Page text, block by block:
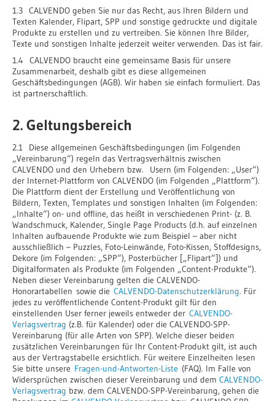
1.3 CALVENDO geben Sie nur das Recht, aus Ihren Bildern und
Texten Kalender, Flipart, SPP und sonstige gedruckte und digitale
Produkte zu erstellen und zu vertreiben. Sie können Ihre Bilder,
Texte und sonstigen Inhalte jederzeit weiter verwenden. Das ist fair.
1.4 CALVENDO braucht eine gemeinsame Basis für unsere
Zusammenarbeit, deshalb gibt es diese allgemeinen
Geschäftsbedingungen (AGB). Wir haben sie einfach formuliert. Das
ist partnerschaftlich.
2. Geltungsbereich
2.1 Diese allgemeinen Geschäftsbedingungen (im Folgenden
„Vereinbarung“) regeln das Vertragsverhältnis zwischen
CALVENDO und den Urhebern bzw. Usern (im Folgenden: „User“)
der Internet-Plattform von CALVENDO (im Folgenden „Plattform“).
Die Plattform dient der Erstellung und Veröffentlichung von
Bildern, Texten, Templates und sonstigen Inhalten (im Folgenden:
„Inhalte“) on- und offline, das heißt in verschiedenen Print- (z. B.
Wandschmuck, Kalender, Single Page Products (d.h. auf einzelnen
Inhalten aufbauende Produkte wie zum Beispiel – aber nicht
ausschließlich – Puzzles, Foto-Leinwände, Foto-Kissen, Stoffdesigns,
Dekore (im Folgenden: „SPP“), Posterbücher [„Flipart“]) und
Digitalformaten als Produkte (im Folgenden „Content-Produkte“).
Neben dieser Vereinbarung gelten die CALVENDO-
Honorartabellen sowie die CALVENDO-Datenschutzerklärung. Für
jedes zu veröffentlichende Content-Produkt gilt für den
einstellenden User ferner jeweils entweder der CALVENDO-
Verlagsvertrag (z.B. für Kalender) oder die CALVENDO-SPP-
Vereinbarung (für alle Arten von SPP). Welche dieser beiden
zusätzlichen Vereinbarungen für Ihr Content-Produkt gilt, ist auch
aus der Vertragstabelle ersichtlich. Für weitere Einzelheiten lesen
Sie bitte unsere Fragen-und-Antworten-Liste (FAQ). Im Falle von
Widersprüchen zwischen dieser Vereinbarung und dem CALVENDO-
Verlagsvertrag bzw. dem CALVENDO-SPP-Vereinbarung, gehen die